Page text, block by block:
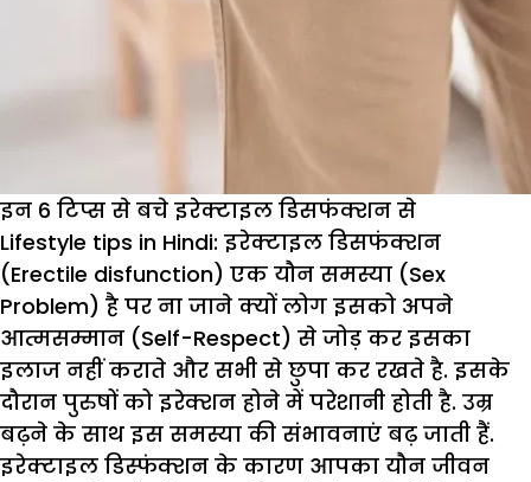
इन 6 टिप्स से बचे इरेक्टाइल डिसफंक्शन से
Lifestyle tips in Hindi: इरेक्टाइल डिसफंक्शन
(Erectile disfunction) एक यौन समस्या (Sex
Problem) है पर ना जाने क्यों लोग इसको अपने
आत्मसम्मान (Self-Respect) से जोड़ कर इसका
इलाज नहीं कराते और सभी से छुपा कर रखते है. इसके
दौरान पुरुषों को इरेक्शन होने में परेशानी होती है. उम्र
बढ़ने के साथ इस समस्या की संभावनाएं बढ़ जाती हैं.
इरेक्टाइल डिस्फंक्शन के कारण आपका यौन जीवन